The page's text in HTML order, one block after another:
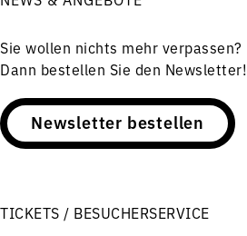
Sie wollen nichts mehr verpassen?
Dann bestellen Sie den Newsletter!
Newsletter bestellen
TICKETS / BESUCHERSERVICE